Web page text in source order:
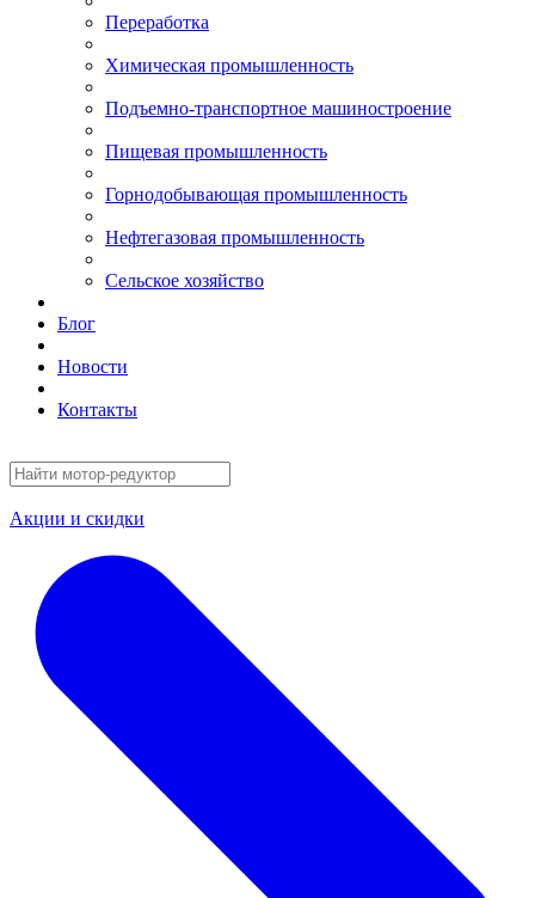
Переработка
Химическая промышленность
Подъемно-транспортное машиностроение
Пищевая промышленность
Горнодобывающая промышленность
Нефтегазовая промышленность
Сельское хозяйство
Блог
Новости
Контакты
Акции и скидки